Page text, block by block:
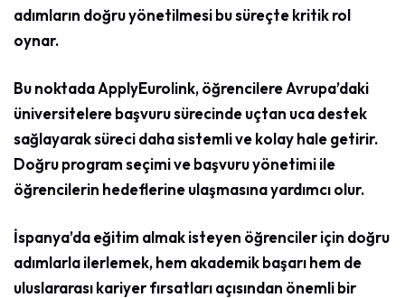
adımların doğru yönetilmesi bu süreçte kritik rol
oynar.
Bu noktada ApplyEurolink, öğrencilere Avrupa’daki
üniversitelere başvuru sürecinde uçtan uca destek
sağlayarak süreci daha sistemli ve kolay hale getirir.
Doğru program seçimi ve başvuru yönetimi ile
öğrencilerin hedeflerine ulaşmasına yardımcı olur.
İspanya’da eğitim almak isteyen öğrenciler için doğru
adımlarla ilerlemek, hem akademik başarı hem de
uluslararası kariyer fırsatları açısından önemli bir